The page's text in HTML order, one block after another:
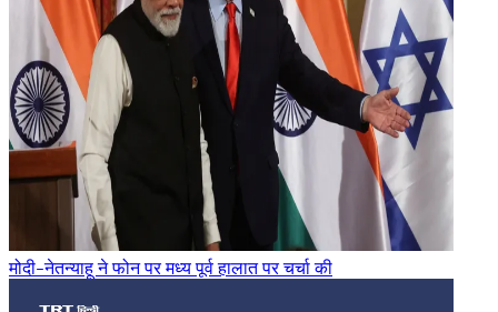
मोदी-नेतन्याहू ने फोन पर मध्य पूर्व हालात पर चर्चा की